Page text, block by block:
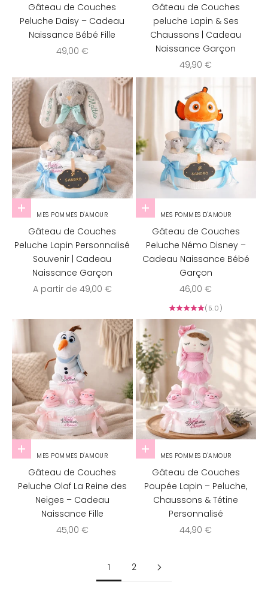
Gâteau de Couches
Peluche Daisy – Cadeau
Naissance Bébé Fille
Prix de vente
49,00 €
Gâteau de Couches
peluche Lapin & Ses
Chaussons | Cadeau
Naissance Garçon
Prix de vente
49,90 €
Choisir les options
MES POMMES D'AMOUR
Gâteau de Couches
Peluche Lapin Personnalisé
Souvenir | Cadeau
Naissance Garçon
Prix de vente
A partir de 49,00 €
Ajouter au panier
MES POMMES D'AMOUR
Gâteau de Couches
Peluche Némo Disney –
Cadeau Naissance Bébé
Garçon
Prix de vente
46,00 €
(5.0)
Ajouter au panier
MES POMMES D'AMOUR
Gâteau de Couches
Peluche Olaf La Reine des
Neiges – Cadeau
Naissance Fille
Prix de vente
45,00 €
Ajouter au panier
MES POMMES D'AMOUR
Gâteau de Couches
Poupée Lapin – Peluche,
Chaussons & Tétine
Personnalisé
Prix de vente
44,90 €
1 2